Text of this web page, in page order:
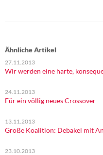
Ähnliche Artikel
27.11.2013
Wir werden eine harte,
24.11.2013
Für ein völlig neues Crossover
13.11.2013
Große Koalition: Debakel mit
23.10.2013